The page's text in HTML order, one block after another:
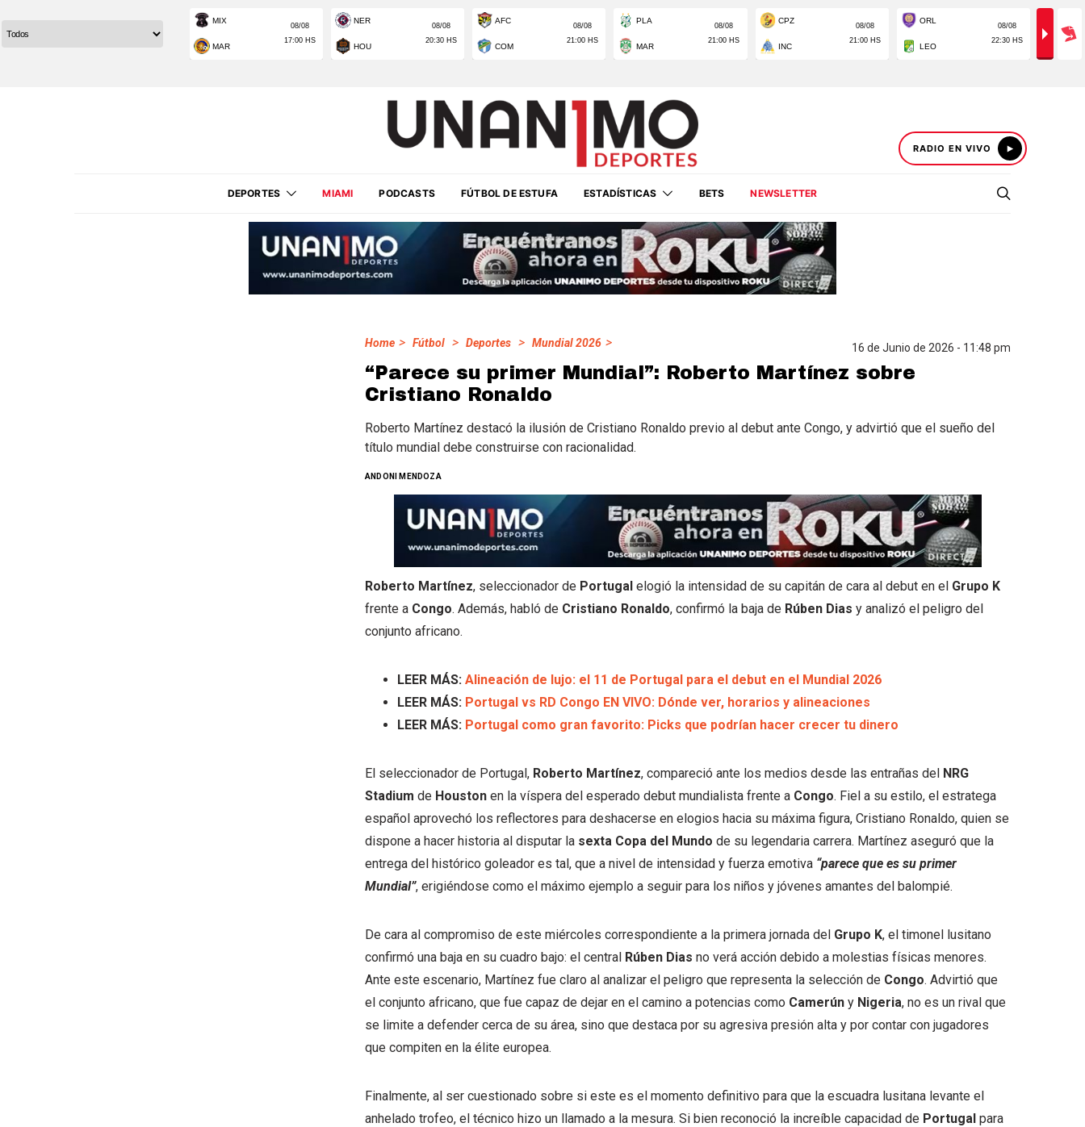
RADIO EN VIVO
DEPORTES MIAMI PODCASTS FÚTBOL DE ESTUFA ESTADÍSTICAS BETS NEWSLETTER
Home > Fútbol > Deportes > Mundial 2026 > 16 de Junio de 2026 - 11:48 pm
“Parece su primer Mundial”: Roberto Martínez sobre
Cristiano Ronaldo
Roberto Martínez destacó la ilusión de Cristiano Ronaldo previo al debut ante Congo, y advirtió que el sueño del
título mundial debe construirse con racionalidad.
ANDONI MENDOZA
Roberto Martínez, seleccionador de Portugal elogió la intensidad de su capitán de cara al debut en el Grupo K
frente a Congo. Además, habló de Cristiano Ronaldo, confirmó la baja de Rúben Dias y analizó el peligro del
conjunto africano.
LEER MÁS: Alineación de lujo: el 11 de Portugal para el debut en el Mundial 2026
LEER MÁS: Portugal vs RD Congo EN VIVO: Dónde ver, horarios y alineaciones
LEER MÁS: Portugal como gran favorito: Picks que podrían hacer crecer tu dinero
El seleccionador de Portugal, Roberto Martínez, compareció ante los medios desde las entrañas del NRG
Stadium de Houston en la víspera del esperado debut mundialista frente a Congo. Fiel a su estilo, el estratega
español aprovechó los reflectores para deshacerse en elogios hacia su máxima figura, Cristiano Ronaldo, quien se
dispone a hacer historia al disputar la sexta Copa del Mundo de su legendaria carrera. Martínez aseguró que la
entrega del histórico goleador es tal, que a nivel de intensidad y fuerza emotiva “parece que es su primer
Mundial”, erigiéndose como el máximo ejemplo a seguir para los niños y jóvenes amantes del balompié.
De cara al compromiso de este miércoles correspondiente a la primera jornada del Grupo K, el timonel lusitano
confirmó una baja en su cuadro bajo: el central Rúben Dias no verá acción debido a molestias físicas menores.
Ante este escenario, Martínez fue claro al analizar el peligro que representa la selección de Congo. Advirtió que
el conjunto africano, que fue capaz de dejar en el camino a potencias como Camerún y Nigeria, no es un rival que
se limite a defender cerca de su área, sino que destaca por su agresiva presión alta y por contar con jugadores
que compiten en la élite europea.
Finalmente, al ser cuestionado sobre si este es el momento definitivo para que la escuadra lusitana levante el
anhelado trofeo, el técnico hizo un llamado a la mesura. Si bien reconoció la increíble capacidad de Portugal para